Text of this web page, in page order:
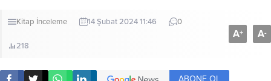
Kitap İnceleme 14 Şubat 2024 11:46 0
218
A+ A-